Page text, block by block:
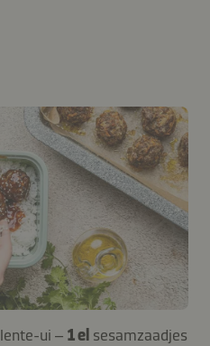
lente-ui – 1 el sesamzaadjes